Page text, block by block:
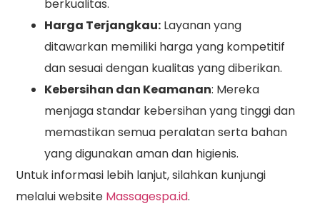
berkualitas.
Harga Terjangkau: Layanan yang
ditawarkan memiliki harga yang kompetitif
dan sesuai dengan kualitas yang diberikan.
Kebersihan dan Keamanan: Mereka
menjaga standar kebersihan yang tinggi dan
memastikan semua peralatan serta bahan
yang digunakan aman dan higienis.
Untuk informasi lebih lanjut, silahkan kunjungi
melalui website Massagespa.id.